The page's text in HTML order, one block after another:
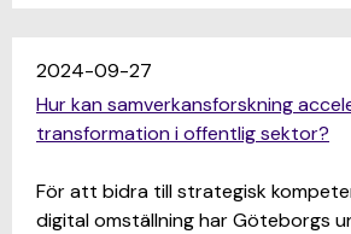
2024-09-27
Hur kan samverkansforskning
transformation i offentlig sektor?
För att bidra till strategisk
digital omställning har Göteborgs